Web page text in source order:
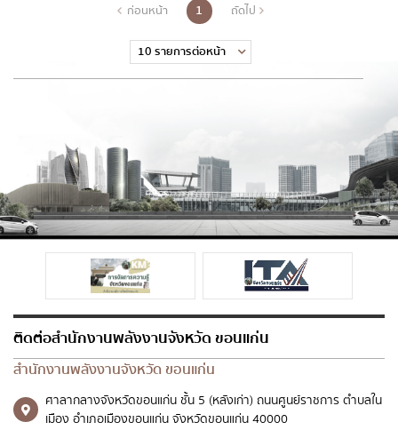
ก่อนหน้า 1 ถัดไป
ติดต่อสำนักงานพลังงานจังหวัด ขอนแก่น
สำนักงานพลังงานจังหวัด ขอนแก่น
ศาลากลางจังหวัดขอนแก่น ชั้น 5 (หลังเก่า) ถนนศูนย์ราชการ ตำบลใน
เมือง อำเภอเมืองขอนแก่น จังหวัดขอนแก่น 40000